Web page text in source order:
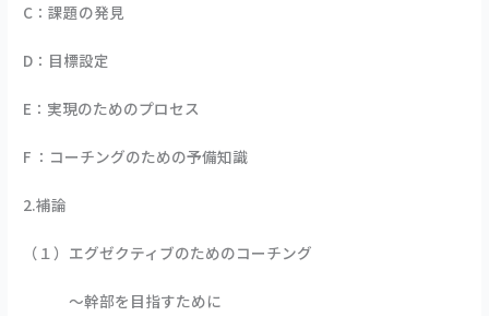
C：課題の発見
D：目標設定
E：実現のためのプロセス
F ：コーチングのための予備知識
2.補論
（１）エグゼクティブのためのコーチング
〜幹部を目指すために